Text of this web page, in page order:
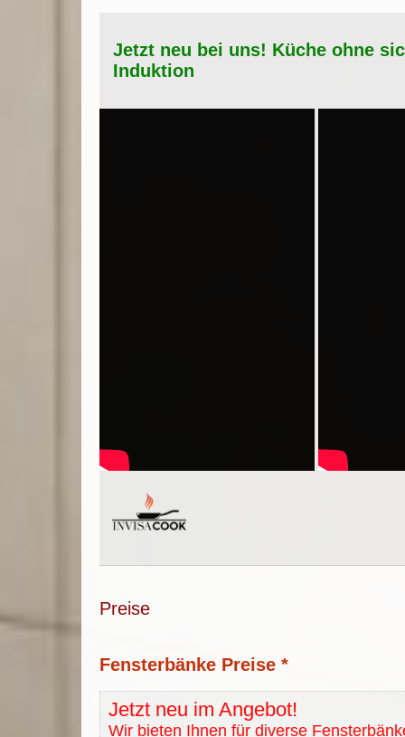
Jetzt neu bei uns! Küche ohne
Induktion
Preise
Fensterbänke Preise *
Jetzt neu im Angebot!
Wir bieten Ihnen für diverse